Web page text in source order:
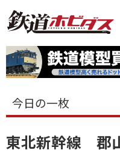
今日の一枚
東北新幹線 郡